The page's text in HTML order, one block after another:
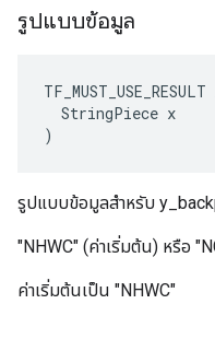
รูปแบบข้อมูล
TF_MUST_USE_RESULT
  StringPiece x
)
รูปแบบข้อมูลสำหรับ
"NHWC" (ค่าเริ่มต้น) หรือ
ค่าเริ่มต้นเป็น "NHWC"